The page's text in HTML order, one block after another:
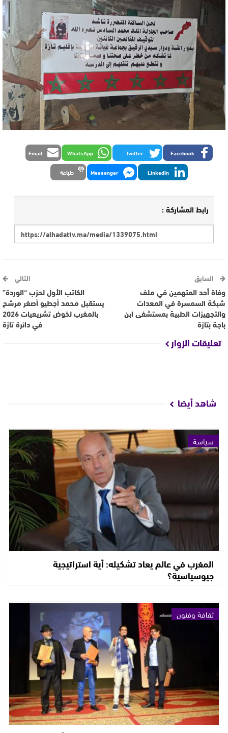
Facebook
Twitter
WhatsApp
Email
LinkedIn
Messenger طباعة
رابط المشاركة :
السابق
وفاة أحد المتهمين في ملف
شبكة السمسرة في المعدات
والتجهيزات الطبية بمستشفى ابن
باجة بتازة
التالي
الكاتب الأول لحزب “الوردة”
يستقبل محمد أجطيو أصغر مرشح
بالمغرب لخوض تشريعيات 2026
في دائرة تازة
تعليقات الزوار
شاهد أيضا
سياسة
المغرب في عالم يعاد تشكيله: أية استراتيجية
جيوسياسية؟
ثقافة وفنون